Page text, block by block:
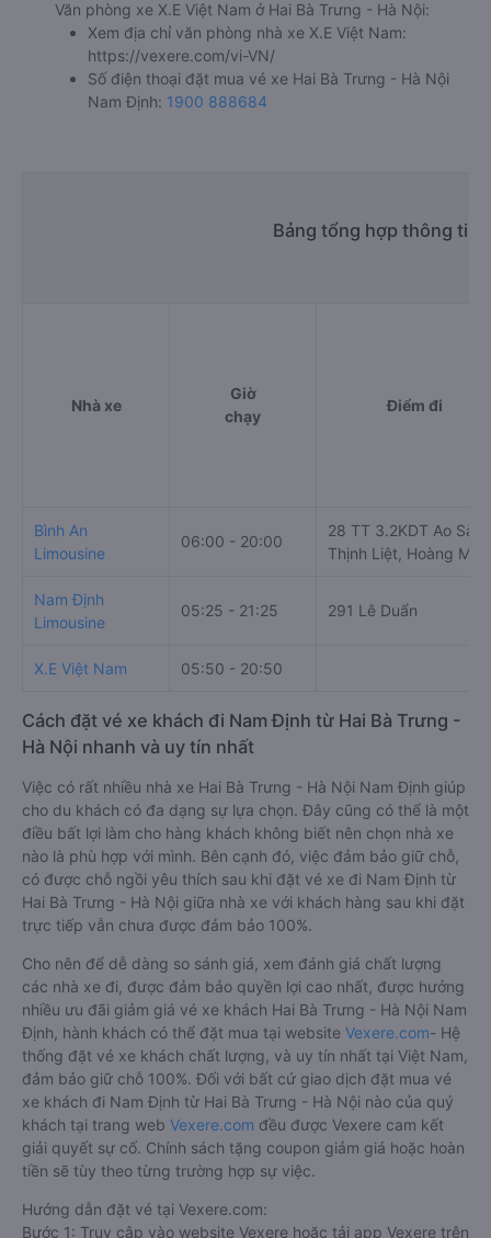
Văn phòng xe X.E Việt Nam ở Hai Bà Trưng - Hà Nội:
Xem địa chỉ văn phòng nhà xe X.E Việt Nam:
https://vexere.com/vi-VN/
Số điện thoại đặt mua vé xe Hai Bà Trưng - Hà Nội
Nam Định: 1900 888684
Bảng tổng hợp thông tin
Nhà xe
Giờ
chạy
Điểm đi
Bình An
Limousine
06:00 - 20:00
28 TT 3.2KDT Ao Sào,
Thịnh Liệt, Hoàng Mai
Nam Định
Limousine
05:25 - 21:25 291 Lê Duẩn
X.E Việt Nam 05:50 - 20:50
Cách đặt vé xe khách đi Nam Định từ Hai Bà Trưng -
Hà Nội nhanh và uy tín nhất
Việc có rất nhiều nhà xe Hai Bà Trưng - Hà Nội Nam Định giúp
cho du khách có đa dạng sự lựa chọn. Đây cũng có thể là một
điều bất lợi làm cho hàng khách không biết nên chọn nhà xe
nào là phù hợp với mình. Bên cạnh đó, việc đảm bảo giữ chỗ,
có được chỗ ngồi yêu thích sau khi đặt vé xe đi Nam Định từ
Hai Bà Trưng - Hà Nội giữa nhà xe với khách hàng sau khi đặt
trực tiếp vẫn chưa được đảm bảo 100%.
Cho nên để dễ dàng so sánh giá, xem đánh giá chất lượng
các nhà xe đi, được đảm bảo quyền lợi cao nhất, được hưởng
nhiều ưu đãi giảm giá vé xe khách Hai Bà Trưng - Hà Nội Nam
Định, hành khách có thể đặt mua tại website Vexere.com- Hệ
thống đặt vé xe khách chất lượng, và uy tín nhất tại Việt Nam,
đảm bảo giữ chỗ 100%. Đối với bất cứ giao dịch đặt mua vé
xe khách đi Nam Định từ Hai Bà Trưng - Hà Nội nào của quý
khách tại trang web Vexere.com đều được Vexere cam kết
giải quyết sự cố. Chính sách tặng coupon giảm giá hoặc hoàn
tiền sẽ tùy theo từng trường hợp sự việc.
Hướng dẫn đặt vé tại Vexere.com:
Bước 1: Truy cập vào website Vexere hoặc tải app Vexere trên